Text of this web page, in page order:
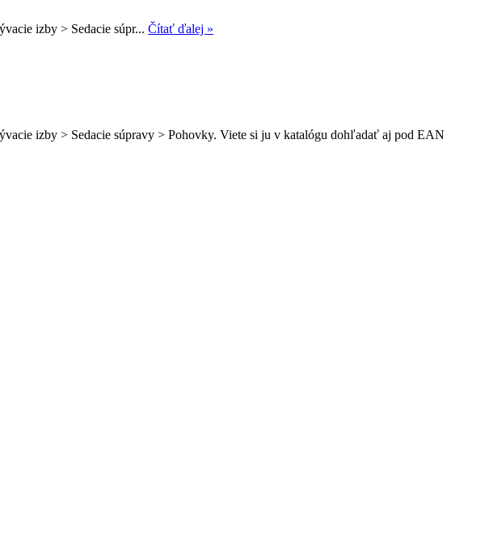
izby > Sedacie súpr... Čítať ďalej »
izby > Sedacie súpravy > Pohovky. Viete si ju v katalógu dohľadať aj pod EAN